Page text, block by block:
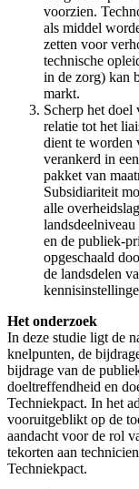
voorzien.
als middel
zetten voor
technische
in de zorg) kan
markt.
Scherp het doel
relatie tot het
dient te worden
verankerd in
pakket van
Subsidiariteit
alle
en de publiek-
opgeschaald
de landsdelen
Het onderzoek
In deze studie ligt de
knelpunten, de
bijdrage van de
doeltreffendheid en
Techniekpact. In het
vooruitgeblikt op de
aandacht voor de rol
tekorten aan
Techniekpact.